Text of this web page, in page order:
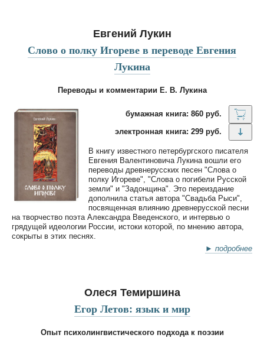
Евгений Лукин
Слово о полку Игореве в переводе Евгения
Лукина
Переводы и комментарии Е. В. Лукина
бумажная книга: 860 руб.
электронная книга: 299 руб.
В книгу известного петербургского писателя
Евгения Валентиновича Лукина вошли его
переводы древнерусских песен "Слова о
полку Игореве", "Слова о погибели Русской
земли" и "Задонщина". Это переиздание
дополнила статья автора "Свадьба Рыси",
посвященная влиянию древнерусской песни
на творчество поэта Александра Введенского, и интервью о
грядущей идеологии России, истоки которой, по мнению автора,
сокрыты в этих песнях.
► подробнее
Олеся Темиршина
Егор Летов: язык и мир
Опыт психолингвистического подхода к поэзии